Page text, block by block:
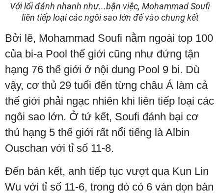
Với lối đánh nhanh như...bận việc, Mohammad Soufi
liên tiếp loại các ngôi sao lớn để vào chung kết
Bởi lẽ, Mohammad Soufi nằm ngoài top 100
của bi-a Pool thế giới cũng như đứng tận
hạng 76 thế giới ở nội dung Pool 9 bi. Dù
vậy, cơ thủ 29 tuổi đến từng châu Á làm cả
thế giới phải ngạc nhiên khi liên tiếp loại các
ngôi sao lớn. Ở tứ kết, Soufi đánh bại cơ
thủ hạng 5 thế giới rất nổi tiếng là Albin
Ouschan với tỉ số 11-8.
Đến bán kết, anh tiếp tục vượt qua Kun Lin
Wu với tỉ số 11-6, trong đó có 6 ván dọn bàn